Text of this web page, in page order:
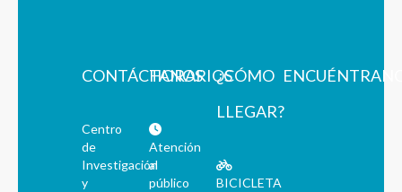
CONTÁCTANOS
Centro
de
Investigación
y
HORARIOS
Atención
al
público
¿CÓMO
LLEGAR?
BICICLETA